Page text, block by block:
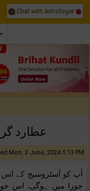
Chat with Astrologer
عطارد
Mon, 3 June, 2024 5:13 PM
آپ کو آسٹروسیج کے
جوزا میں ہوگی، اس